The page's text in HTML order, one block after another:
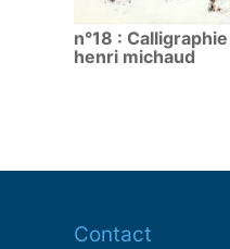
n°18 : Calligraphie
henri michaud
Contact